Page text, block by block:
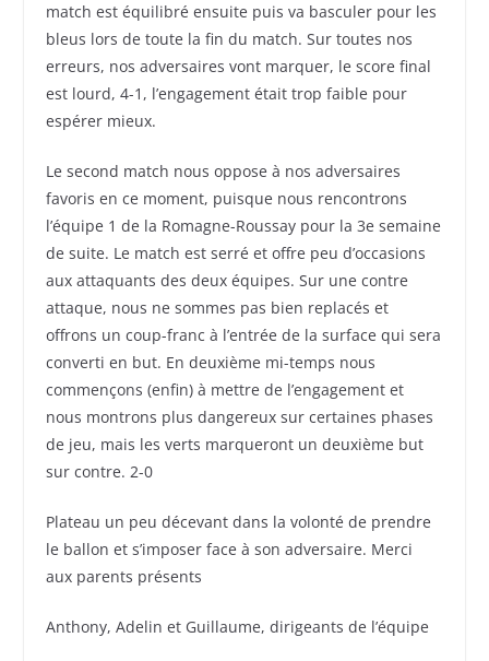
match est équilibré ensuite puis va basculer pour les
bleus lors de toute la fin du match. Sur toutes nos
erreurs, nos adversaires vont marquer, le score final
est lourd, 4-1, l’engagement était trop faible pour
espérer mieux.
Le second match nous oppose à nos adversaires
favoris en ce moment, puisque nous rencontrons
l’équipe 1 de la Romagne-Roussay pour la 3e semaine
de suite. Le match est serré et offre peu d’occasions
aux attaquants des deux équipes. Sur une contre
attaque, nous ne sommes pas bien replacés et
offrons un coup-franc à l’entrée de la surface qui sera
converti en but. En deuxième mi-temps nous
commençons (enfin) à mettre de l’engagement et
nous montrons plus dangereux sur certaines phases
de jeu, mais les verts marqueront un deuxième but
sur contre. 2-0
Plateau un peu décevant dans la volonté de prendre
le ballon et s’imposer face à son adversaire. Merci
aux parents présents
Anthony, Adelin et Guillaume, dirigeants de l’équipe